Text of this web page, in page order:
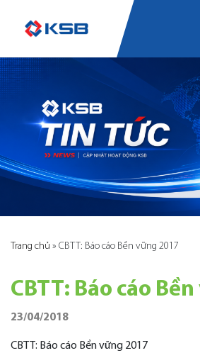
Trang chủ » CBTT: Báo cáo Bền vững 2017
CBTT: Báo cáo
23/04/2018
CBTT: Báo cáo Bền vững 2017